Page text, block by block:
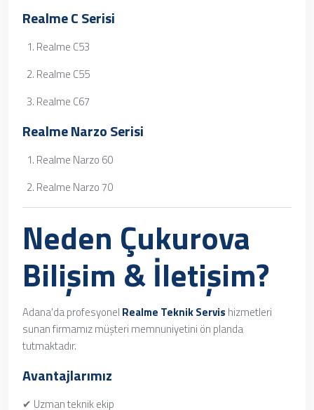
Realme C Serisi
Realme C53
Realme C55
Realme C67
Realme Narzo Serisi
Realme Narzo 60
Realme Narzo 70
Neden Çukurova
Bilişim & İletişim?
Adana'da profesyonel Realme Teknik Servis hizmetleri
sunan firmamız müşteri memnuniyetini ön planda
tutmaktadır.
Avantajlarımız
✔ Uzman teknik ekip